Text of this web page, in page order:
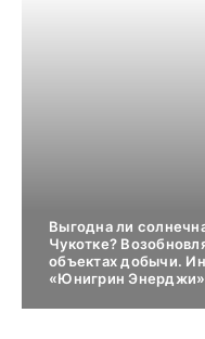
Выгодна ли
Чукотке?
объектах добычи.
«Юнигрин